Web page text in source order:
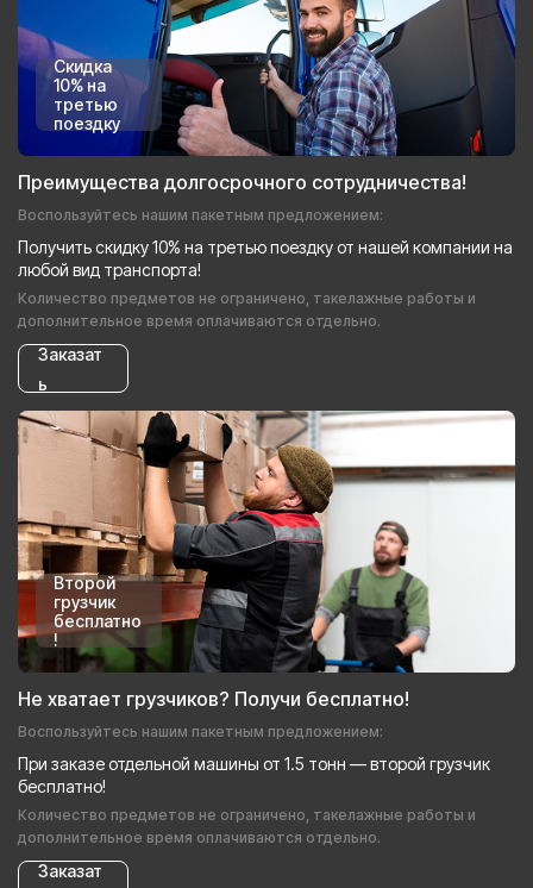
Скидка
10% на
третью
поездку
Преимущества долгосрочного сотрудничества!
Воспользуйтесь нашим пакетным предложением:
Получить скидку 10% на третью поездку от нашей компании на
любой вид транспорта!
Количество предметов не ограничено, такелажные работы и
дополнительное время оплачиваются отдельно.
Заказат
ь
Второй
грузчик
бесплатно
!
Не хватает грузчиков? Получи бесплатно!
Воспользуйтесь нашим пакетным предложением:
При заказе отдельной машины от 1.5 тонн — второй грузчик
бесплатно!
Количество предметов не ограничено, такелажные работы и
дополнительное время оплачиваются отдельно.
Заказат